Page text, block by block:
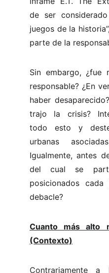
de ser
juegos de la
parte de la
Sin embargo, ¿fue
responsable? ¿En
haber
trajo la crisis?
todo esto y
urbanas
Igualmente, antes
del cual se
posicionados
debacle?
Cuanto más alto
(Contexto)
Contrariamente